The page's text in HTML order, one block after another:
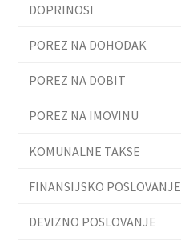
DOPRINOSI
POREZ NA DOHODAK
POREZ NA DOBIT
POREZ NA IMOVINU
KOMUNALNE TAKSE
FINANSIJSKO POSLOVANJE
DEVIZNO POSLOVANJE